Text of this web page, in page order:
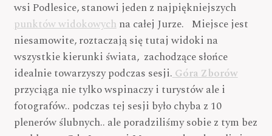
wsi Podlesice, stanowi jeden z najpiękniejszych
punktów widokowychna całej Jurze. Miejsce jest
niesamowite, roztaczają się tutaj widoki na
wszystkie kierunki świata, zachodzące słońce
idealnie towarzyszy podczas sesji.Góra Zborów
przyciąga nie tylko wspinaczy i turystów ale i
fotografów.. podczas tej sesji było chyba z 10
plenerów ślubnych.. ale poradziliśmy sobie z tym bez